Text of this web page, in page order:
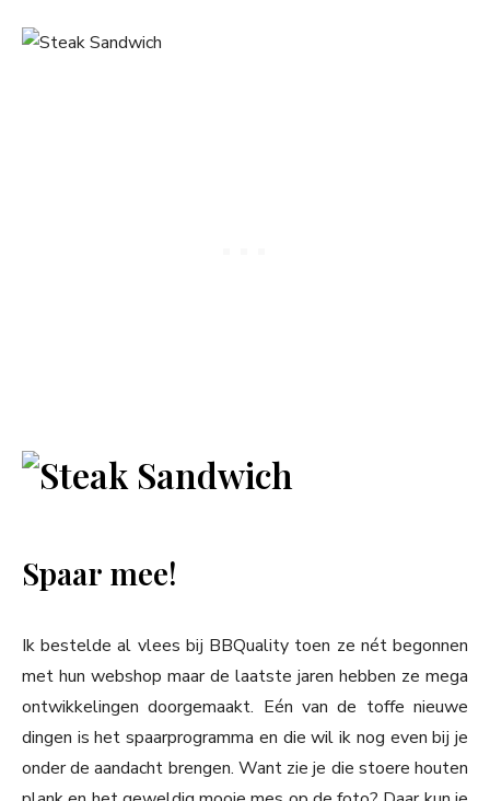
Spaar mee!
Ik bestelde al vlees bij BBQuality toen ze nét begonnen
met hun webshop maar de laatste jaren hebben ze mega
ontwikkelingen doorgemaakt. Eén van de toffe nieuwe
dingen is het spaarprogramma en die wil ik nog even bij je
onder de aandacht brengen. Want zie je die stoere houten